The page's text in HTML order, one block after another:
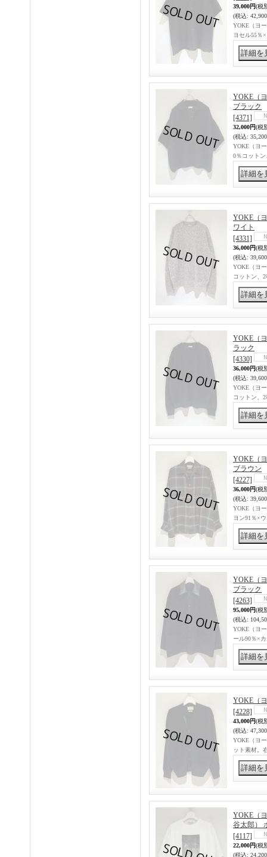
39,000円(税
(税込:
YOKE（ヨ
ヨセル55％
YOKE（
ブラック
[4371]
32,000円(税
(税込:
YOKE（ヨ
0％コット
YOKE（
ワイト
[4331]
36,000円(税
(税込:
YOKE（ヨ
コットン、
YOKE（
ラック
[4330]
36,000円(税
(税込:
YOKE（ヨ
コットン、
YOKE（
ブラウン
[4227]
36,000円(税
(税込:
YOKE（ヨ
ヨン91％×
YOKE（
ブラック
[4263]
95,000円(税
(税込:
YOKE（ヨ
ール90％×
YOKE（
[4228]
43,000円(税
(税込:
YOKE（ヨ
ット素材。
YOKE（
谷太郎）
[4117]
22,000円(税
(税込: